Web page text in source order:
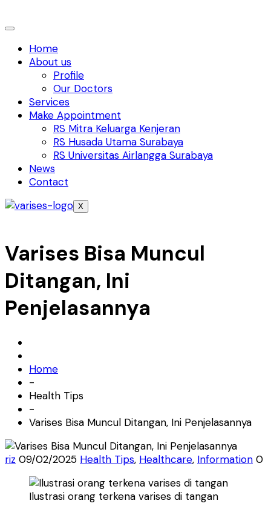
Home
About us
Profile
Our Doctors
Services
Make Appointment
RS Mitra Keluarga Kenjeran
RS Husada Utama Surabaya
RS Universitas Airlangga Surabaya
News
Contact
X
Varises Bisa Muncul
Ditangan, Ini
Penjelasannya
Home
-
Health Tips
-
Varises Bisa Muncul Ditangan, Ini Penjelasannya
riz 09/02/2025 Health Tips, Healthcare, Information 0
Ilustrasi orang terkena varises di tangan